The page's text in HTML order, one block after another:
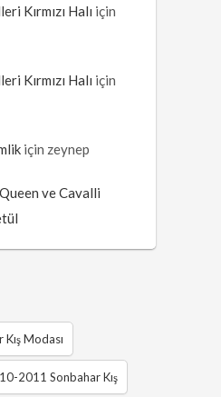
Kırmızı Halı için
Kırmızı Halı için
için zeynep
ve Cavalli
Modası
2011 Sonbahar Kış